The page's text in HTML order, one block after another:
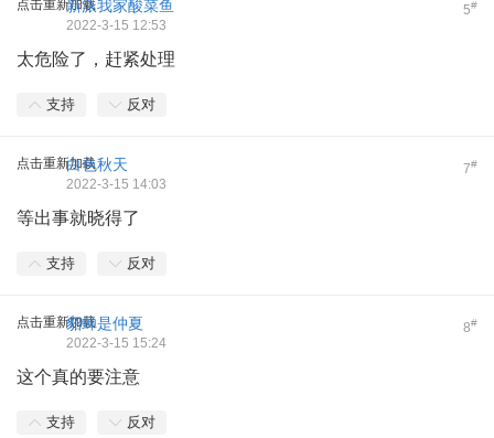
点击重新加载 5#
新派我家酸菜鱼
2022-3-15 12:53
太危险了，赶紧处理
支持 反对
点击重新加载 7#
白色秋天
2022-3-15 14:03
等出事就晓得了
支持 反对
点击重新加载 8#
貂蝉是仲夏
2022-3-15 15:24
这个真的要注意
支持 反对